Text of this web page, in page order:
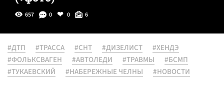
657 0 0 6
#ДТП #ТРАССА #СНТ #ДИЗЕЛИСТ
#ХЕНДЭ
#ФОЛЬКСВАГЕН
#АВТОЛЕДИ #ТРАВМЫ
#БСМП
#ТУКАЕВСКИЙ
#НАБЕРЕЖНЫЕ ЧЕЛНЫ #НОВОСТИ